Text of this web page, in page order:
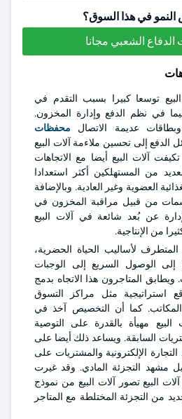
في هذا السوق؟
الشعبي مجانا
توسعا كبيرا بسبب التقدم في
في نظم الدفع وإدارة المخزون.
عديمة الاتصال محفظات
الدفع إلى تحسين ملاءمة آلات البيع
آلات البيع أيضا مع الاتجاهات
من المستهلكين أكثر استعدادا
العضوية وغير العادية. وبالإضافة
من قبيل مراقبة المخزون في
عن بُعد شائعة في آلات البيع
من الإنتاجية.
لأساليب الحياة الحضرية،
إلى الوصول السريع إلى الوجبات
ويطابق المتاجرون هذا الاتجاه بدمج
استراتيجية مثل مراكز التسوق
المكاتب. كما أن التخصيص آخذ في
البيع مهيأة بالقدرة على التوصية
السابقة. ويساعد ذلك أيضا على
التجارة الإلكترونية والمشتريات على
مشهد التجزئة المادي. وقد غيرت
البيع تصور آلات البيع من نموذج
من التجزئة المختلطة مع المتاجر